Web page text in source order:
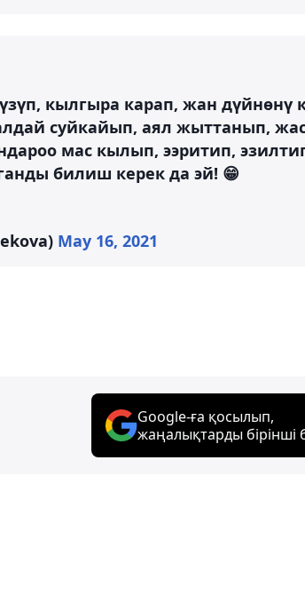
кылгыра карап, жан дүйнөнү
суйкайып, аял жыттанып,
мас кылып, ээритип,
билиш керек да эй! 😁
May 16, 2021
Google-ға қосылып,
жаңалықтарды